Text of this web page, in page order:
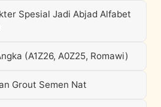
Spesial Jadi Abjad Alfabet
(A1Z26, A0Z25, Romawi)
Grout Semen Nat